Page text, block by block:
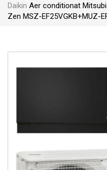
Daikin Aer conditionat
Zen MSZ-EF25VGKB+MUZ-